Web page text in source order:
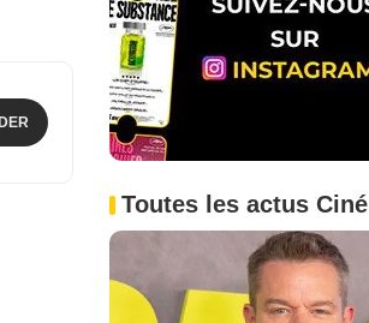
Toutes les actus Ciné